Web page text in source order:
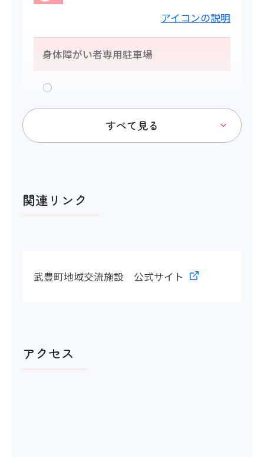
アイコンの説明
身体障がい者専用駐車場
〇
トイレ
〇
洋式トイレ
関連リンク
武豊町地域交流施設 公式サイト
アクセス